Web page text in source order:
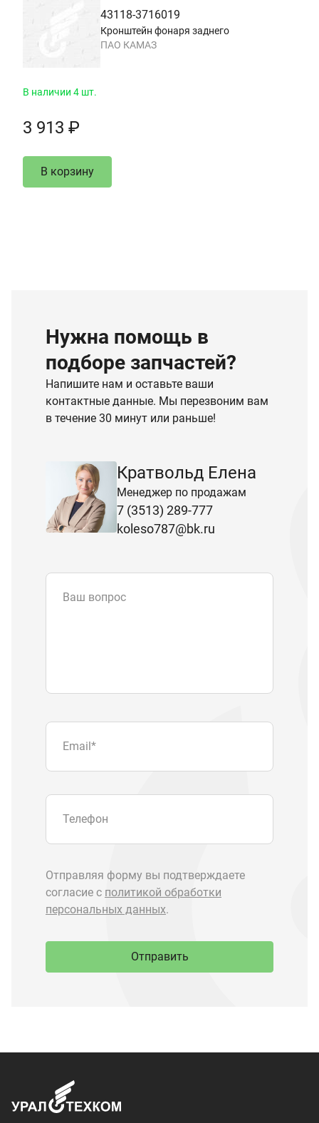
43118-3716019
Кронштейн фонаря заднего
ПАО КАМАЗ
В наличии 4 шт.
3 913 ₽
В корзину
Нужна помощь в
подборе запчастей?
Напишите нам и оставьте ваши
контактные данные. Мы перезвоним вам
в течение 30 минут или раньше!
Кратвольд Елена
Менеджер по продажам
7 (3513) 289-777
koleso787@bk.ru
Ваш вопрос
Запчасти Урал
Запчасти Камаз
Спецпредложения
Доставка и оплата